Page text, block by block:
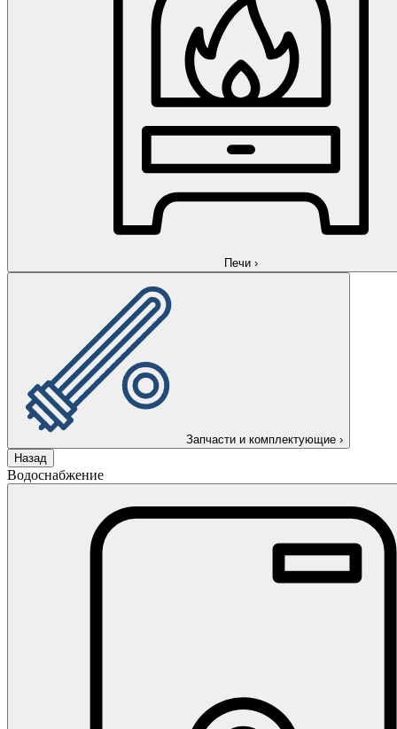
Печи ›
Запчасти и комплектующие ›
Назад
Водоснабжение